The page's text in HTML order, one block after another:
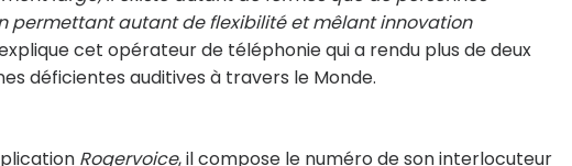
permettant autant de flexibilité et mêlant innovation
cet opérateur de téléphonie qui a rendu plus de deux
déficientes auditives à travers le Monde.
Rogervoice, il compose le numéro de son interlocuteur